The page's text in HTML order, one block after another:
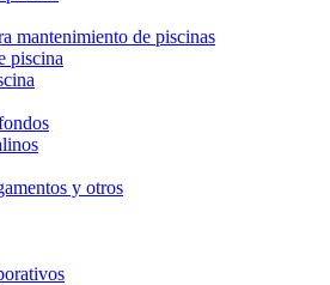
mantenimiento de piscinas
piscina
y otros